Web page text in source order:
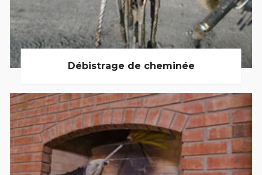
Débistrage de cheminée